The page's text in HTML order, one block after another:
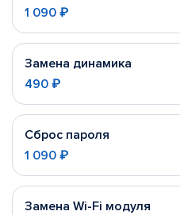
1 090 ₽
Замена динамика
490 ₽
Сброс пароля
1 090 ₽
Замена Wi-Fi модуля